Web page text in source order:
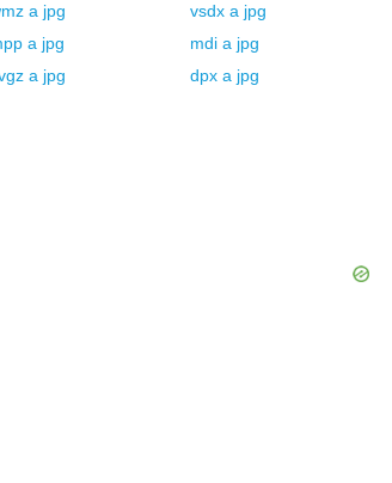
a jpg vsdx a jpg
a jpg mdi a jpg
a jpg dpx a jpg